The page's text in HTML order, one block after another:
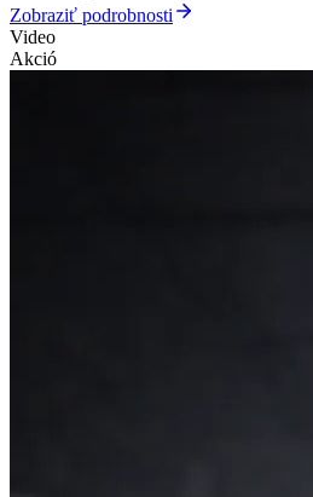
Zobraziť podrobnosti
Video
Akció